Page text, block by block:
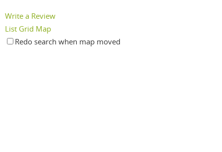
Write a Review
List Grid Map
Redo search when map moved